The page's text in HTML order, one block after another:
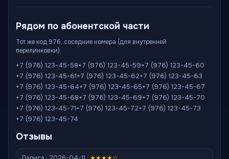
Рядом по абонентской части
Тот же код 976, соседние номера (для внутренней
перелинковки):
+7 (976) 123-45-58+7 (976) 123-45-59+7 (976) 123-45-60
+7 (976) 123-45-61+7 (976) 123-45-62+7 (976) 123-45-63
+7 (976) 123-45-64+7 (976) 123-45-65+7 (976) 123-45-67
+7 (976) 123-45-68+7 (976) 123-45-69+7 (976) 123-45-70
+7 (976) 123-45-71+7 (976) 123-45-72+7 (976) 123-45-73
+7 (976) 123-45-74
Отзывы